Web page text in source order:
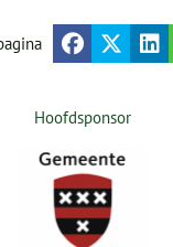
Hoofdsponsor